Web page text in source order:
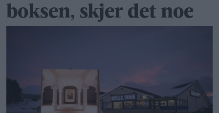
boksen, skjer det noe